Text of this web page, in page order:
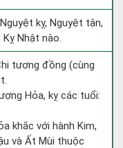
kỵ, Nguyệt tận,
Nhật nào.
tương đồng (cùng
Hỏa, kỵ các tuổi:
khắc với hành Kim,
và Ất Mùi thuộc